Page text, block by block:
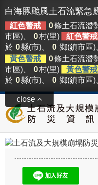
close
白海豚颱風土石流緊急
紅色警戒 0條土石流潛
市區)、
0村(里) 紅色警戒
於 0縣(市)、 0 鄉(鎮市區)
黃色警戒
0條土石流潛
市區)、
0村(里) 黃色警戒
於 0縣(市)、 0 鄉(鎮市區)